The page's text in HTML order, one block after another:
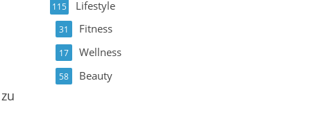
Lifestyle
115
Fitness
31
Wellness
17
Beauty
58